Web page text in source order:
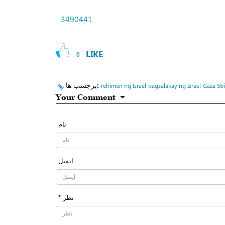
3490441
0 LIKE
برچسب ها: rehimen ng Israel pagsalakay ng Israel Gaza
Your Comment
نام
ایمیل
* نظر